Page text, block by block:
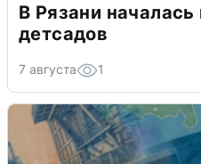
В Рязани
детсадов
7 августа 1